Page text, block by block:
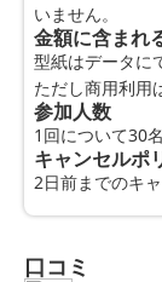
いません。
金額に含まれ
型紙はデータに
ただし商用利用
参加人数
1回について30
キャンセルポ
2日前までのキ
口コミ